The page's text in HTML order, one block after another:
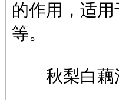
的作用，适
等。
秋梨白藕